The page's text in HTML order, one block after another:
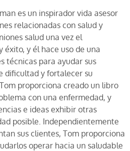
es un inspirador vida asesor
relacionadas con salud y
salud una vez el
y él hace uso de una
técnicas para ayudar sus
dificultad y fortalecer su
proporciona creado un libro
con una enfermedad, y
e ideas exhibir otras
posible. Independientemente
sus clientes, Tom proporciona
operar hacia un saludable